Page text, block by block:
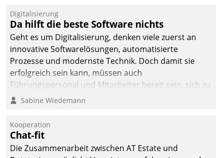
Einsparungen durch optimierte und automatisierte
Prozesse. Doch man darf nicht zu viel erwarten: Allein
mit der Einführung einer neuen Software ist es nicht
getan. Die Digitalisierung erfordert von Unternehmen
die Bereitschaft, sich zu überprüfen, zu hinterfragen
und zu verändern.
Digitalisierung
Da hilft die beste Software nichts
Geht es um Digitalisierung, denken viele zuerst an
innovative Softwarelösungen, automatisierte
Prozesse und modernste Technik. Doch damit sie
erfolgreich sein kann, müssen auch
Führungspersonal und Mitarbeiter bereit sein, sich zu
verändern und anzupassen, sonst werden sie an ihr
Sabine Wiedemann
Kooperation
Chat-fit
Die Zusammenarbeit zwischen AT Estate und